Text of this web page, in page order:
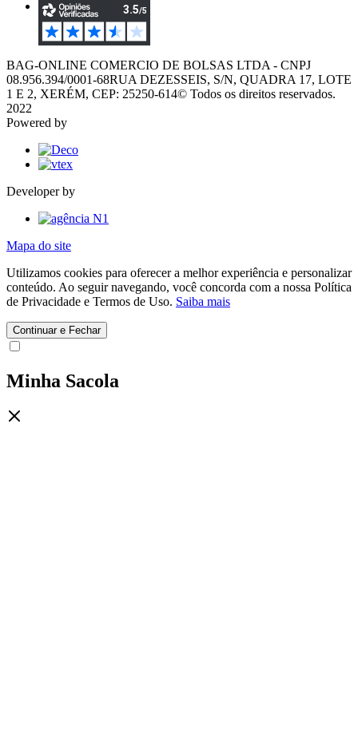
BAG-ONLINE COMERCIO DE BOLSAS LTDA - CNPJ
08.956.394/0001-68RUA DEZESSEIS, S/N, QUADRA 17, LOTE
1 E 2, XERÉM, CEP: 25250-614© Todos os direitos reservados.
2022
Powered by
Developer by
Mapa do site
Utilizamos cookies para oferecer a melhor experiência e personalizar
conteúdo. Ao seguir navegando, você concorda com a nossa Política
de Privacidade e Termos de Uso. Saiba mais
Continuar e Fechar
Minha Sacola